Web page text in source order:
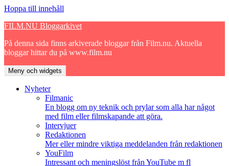
Hoppa till innehåll
FILM.NU Bloggarkivet
På denna sida finns arkiverade bloggar från Film.nu. Aktuella
bloggar hittar du på www.film.nu
Meny och widgets
Nyheter
Filmanic
En blogg om ny teknik och prylar som alla har något
med film eller filmskapande att göra.
Intervjuer
Redaktionen
Mer eller mindre viktiga meddelanden från redaktionen
YouFilm
Intressant och meningslöst från YouTube m fl